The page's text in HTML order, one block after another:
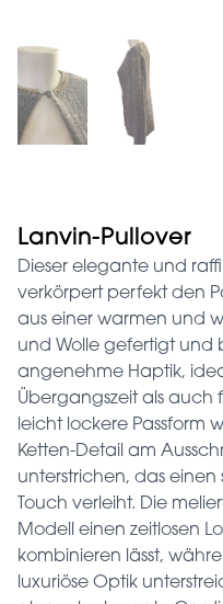
Lanvin-Pullover
Dieser elegante und
verkörpert perfekt den
aus einer warmen und
und Wolle gefertigt und
angenehme Haptik,
Übergangszeit als auch
leicht lockere Passform
Ketten-Detail am
unterstrichen, das einen
Touch verleiht. Die
Modell einen zeitlosen
kombinieren lässt,
luxuriöse Optik